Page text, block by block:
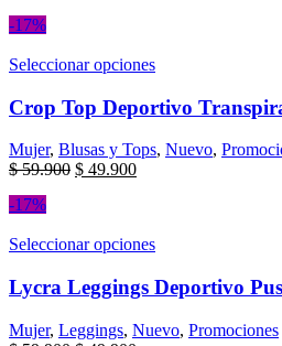
-17%
Seleccionar opciones
Crop Top Deportivo
Mujer, Blusas y Tops, Nuevo,
$59.900 $ 49.900
-17%
Seleccionar opciones
Lycra Leggings Deportivo
Mujer, Leggings, Nuevo, Promociones